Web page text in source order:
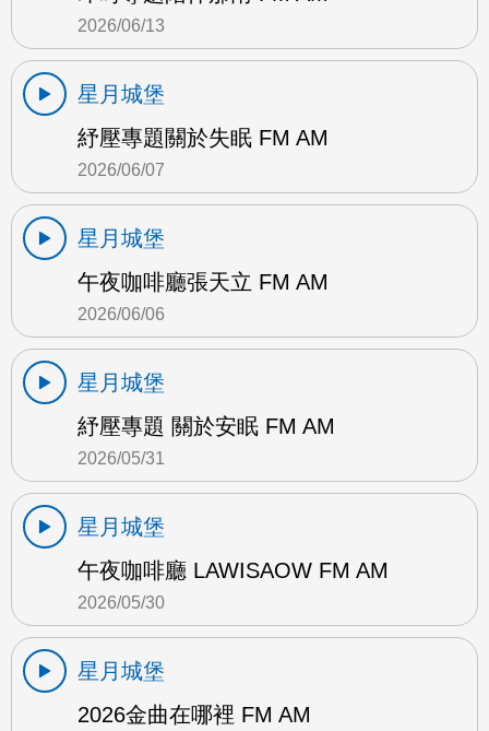
2026/06/13
星月城堡
紓壓專題關於失眠 FM AM
2026/06/07
星月城堡
午夜咖啡廳張天立 FM AM
2026/06/06
星月城堡
紓壓專題 關於安眠 FM AM
2026/05/31
星月城堡
午夜咖啡廳 LAWISAOW FM AM
2026/05/30
星月城堡
2026金曲在哪裡 FM AM